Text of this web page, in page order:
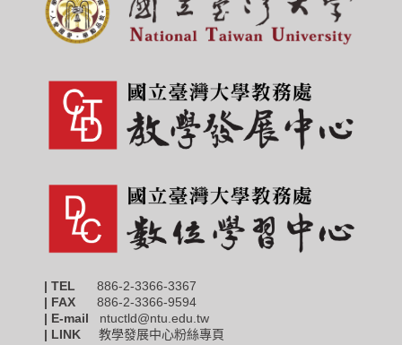
| TEL 886-2-3366-3367
| FAX
886-2-3366-9594
| E-mail ntuctld@ntu.edu.tw
| LINK 教學發展中心粉絲專頁